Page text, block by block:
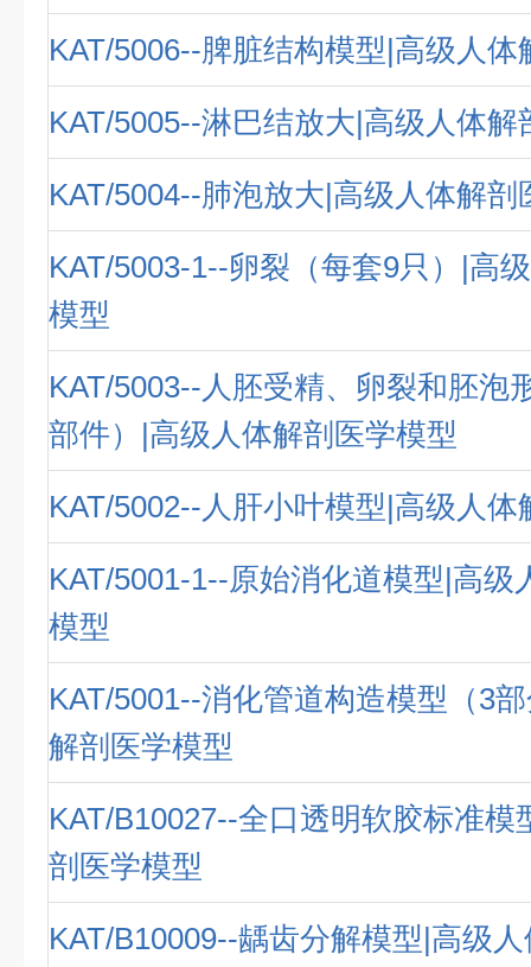
KAT/5006--脾脏结构模型|高级人体
KAT/5005--淋巴结放大|高级人体解
KAT/5004--肺泡放大|高级人体解剖
KAT/5003-1--卵裂（每套9只）|高
模型
KAT/5003--人胚受精、卵裂和胚泡
部件）|高级人体解剖医学模型
KAT/5002--人肝小叶模型|高级人体
KAT/5001-1--原始消化道模型|高级
模型
KAT/5001--消化管道构造模型（3
解剖医学模型
KAT/B10027--全口透明软胶标准模
剖医学模型
KAT/B10009--龋齿分解模型|高级